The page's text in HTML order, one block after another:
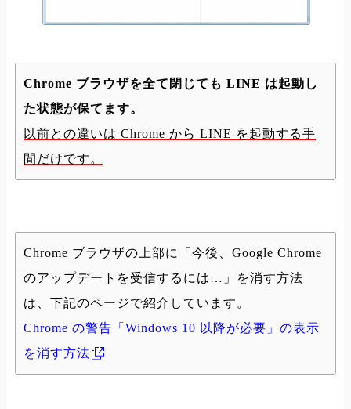
Chrome ブラウザを全て閉じても LINE は起動し
た状態が保てます。
以前との違いは Chrome から LINE を起動する手
間だけです。
Chrome ブラウザの上部に「今後、Google Chrome
のアップデートを受信するには…」を消す方法
は、下記のページで紹介しています。
Chrome の警告「Windows 10 以降が必要」の表示
を消す方法